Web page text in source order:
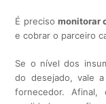
É preciso monitorar
e cobrar o parceiro
Se o nível dos
do desejado, vale
fornecedor.